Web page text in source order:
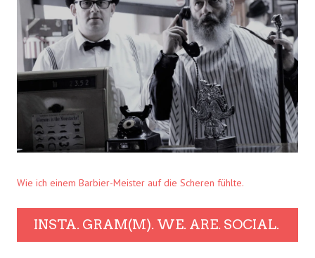
Wie ich einem Barbier-Meister auf die Scheren fühlte.
INSTA. GRAM(M). WE. ARE. SOCIAL.